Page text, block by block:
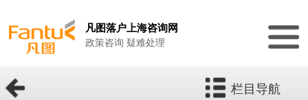
凡图落户上海咨询网
政策咨询 疑难处理
栏目导航